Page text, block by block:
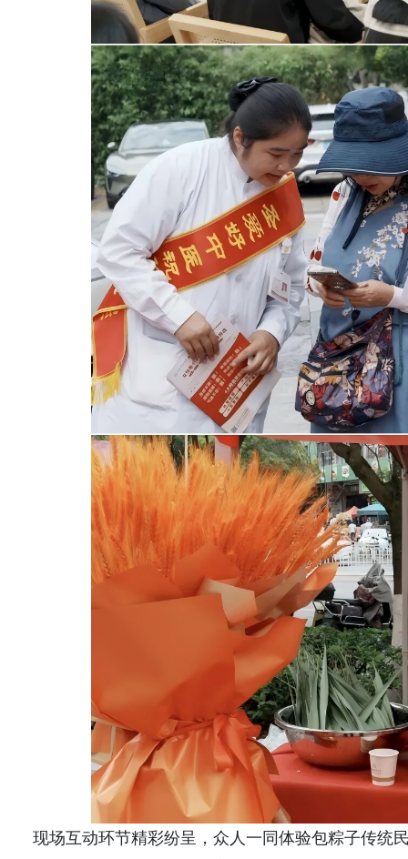
现场互动环节精彩纷呈，众人一同体验包粽子传统